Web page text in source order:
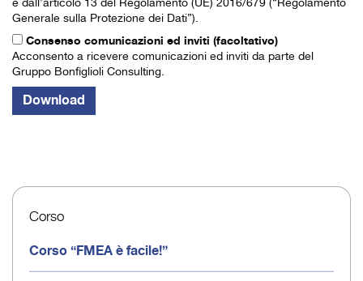
Generale sulla Protezione dei Dati”).
Consenso comunicazioni ed inviti (facoltativo)
Acconsento a ricevere comunicazioni ed inviti da parte del
Gruppo Bonfiglioli Consulting.
Corso
Corso “FMEA è facile!”